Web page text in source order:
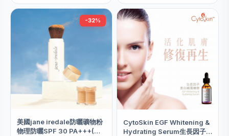
-32%
美國jane iredale防曬礦物粉
物理防曬SPF 30 PA+++(限
CytoSkin EGF Whitening &
Hydrating Serum生長因子